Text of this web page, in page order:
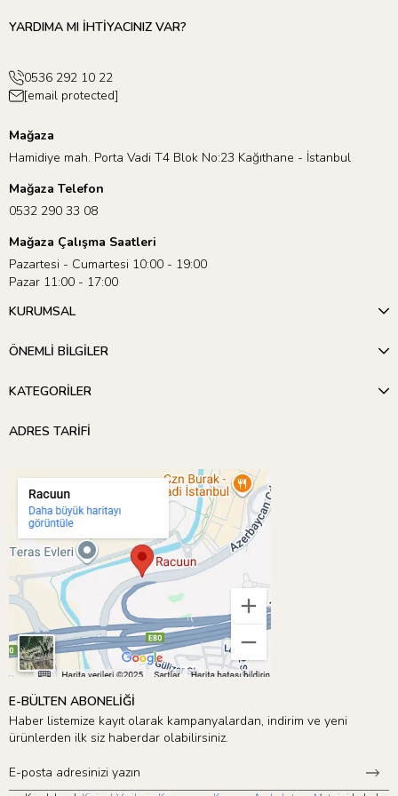
Meri Meri’nin sunduğu geniş ürün yelpazesini keşfetmek için
YARDIMA MI İHTİYACINIZ VAR?
0536 292 10 22
[email protected]
Mağaza
Hamidiye mah. Porta Vadi T4 Blok No:23 Kağıthane - İstanbul
Mağaza Telefon
0532 290 33 08
Mağaza Çalışma Saatleri
Pazartesi - Cumartesi 10:00 - 19:00
Pazar 11:00 - 17:00
KURUMSAL
ÖNEMLİ BİLGİLER
KATEGORİLER
ADRES TARİFİ
E-BÜLTEN ABONELİĞİ
Haber listemize kayıt olarak kampanyalardan, indirim ve yeni
ürünlerden ilk siz haberdar olabilirsiniz.